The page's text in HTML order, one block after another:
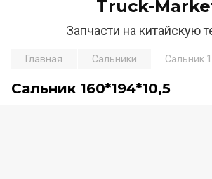
Truck-
Запчасти на китайскую
Главная Сальники Сальник
Сальник 160*194*10,5